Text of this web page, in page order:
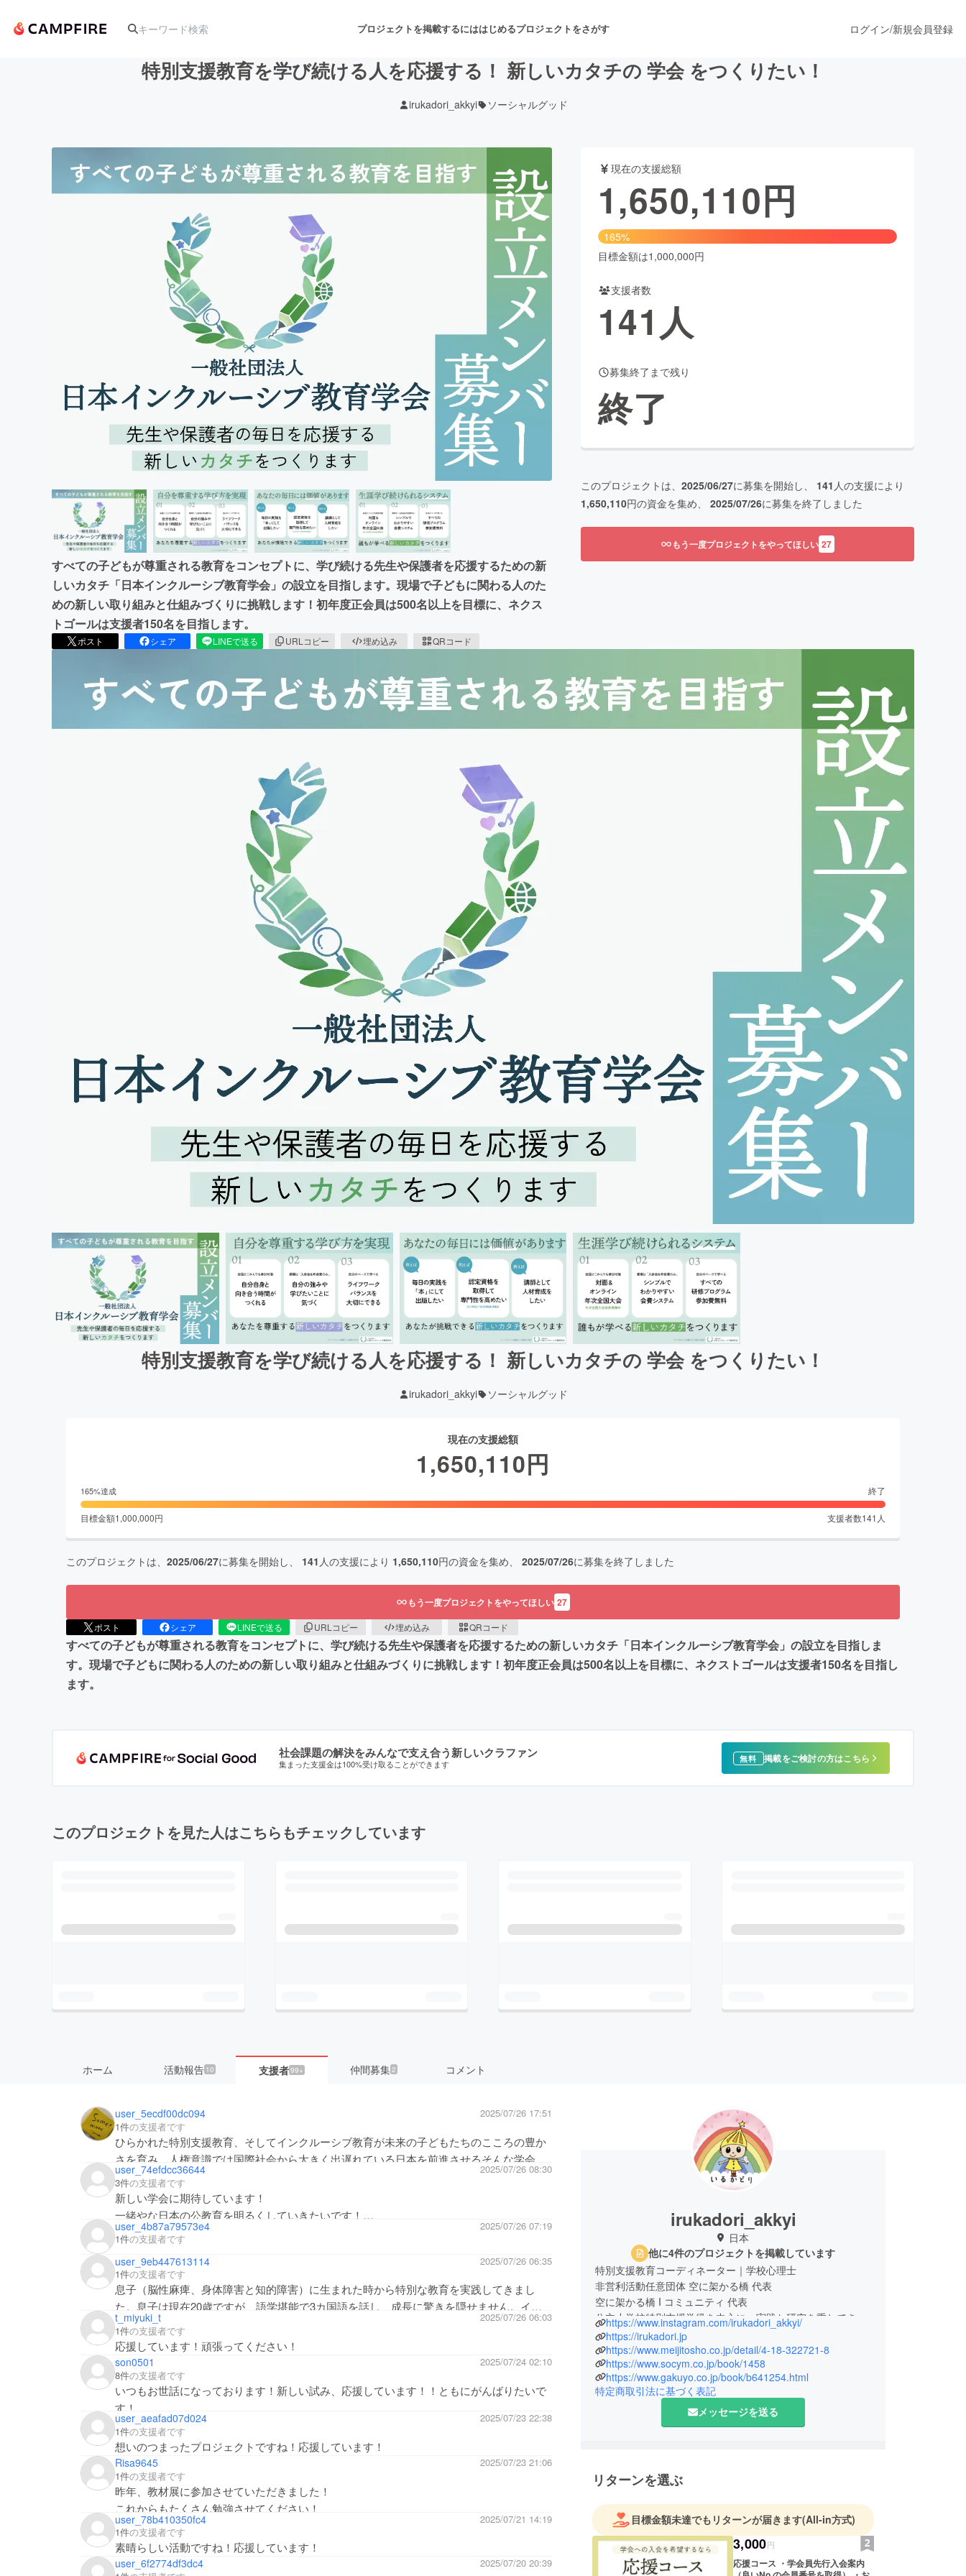
プロジェクトを掲載するにははじめるプロジェクトをさがす
アート・写真 音楽 舞台・パフォーマンス
テクノロジー・ガジェット フード・飲食店 ファッション
映像・映画 アニメ・漫画
ビジネス・起業 ビューティー・ヘルスケア
まちづくり・地域活性化
CAMPFIRE for Social Good
CAMPFIRE Creation
CAMPFIREふるさと納税machi-ya コミュニティ
ログイン/新規会員登録
特別支援教育を学び続ける人を応援する！ 新しいカタチの 学会 をつくりたい！
irukadori_akkyi ソーシャルグッド
すべての子どもが尊重される教育をコンセプトに、学び続ける先生や保護者を応援するための新
しいカタチ「日本インクルーシブ教育学会」の設立を目指します。現場で子どもに関わる人のた
めの新しい取り組みと仕組みづくりに挑戦します！初年度正会員は500名以上を目標に、ネクス
トゴールは支援者150名を目指します。
ポスト シェア LINEで送る URLコピー 埋め込み QRコード
現在の支援総額
1,650,110円
165%
目標金額は1,000,000円
支援者数
141人
募集終了まで残り
終了
このプロジェクトは、 2025/06/27に募集を開始し、 141 人の支援により
1,650,110円の資金を集め、 2025/07/26に募集を終了しました
もう一度プロジェクトをやってほしい 27
特別支援教育を学び続ける人を応援する！ 新しいカタチの 学会 をつくりたい！
irukadori_akkyi ソーシャルグッド
現在の支援総額
1,650,110円
165%達成 終了
目標金額1,000,000円 支援者数141 人
このプロジェクトは、 2025/06/27に募集を開始し、 141 人の支援により 1,650,110円の資金を集め、 2025/07/26に募集を終了しました
もう一度プロジェクトをやってほしい 27
ポスト シェア LINEで送る URLコピー 埋め込み QRコード
すべての子どもが尊重される教育をコンセプトに、学び続ける先生や保護者を応援するための新しいカタチ「日本インクルーシブ教育学会」の設立を目指しま
す。現場で子どもに関わる人のための新しい取り組みと仕組みづくりに挑戦します！初年度正会員は500名以上を目標に、ネクストゴールは支援者150名を目指し
ます。
社会課題の解決をみんなで支え合う新しいクラファン
集まった支援金は100%受け取ることができます 無料 掲載をご検討の方はこちら
このプロジェクトを見た人はこちらもチェックしています
ホーム 活動報告 10 支援者99+ 仲間募集2 コメント
user_5ecdf00dc094
2025/07/26 17:51
1件の支援者です
ひらかれた特別支援教育、そしてインクルーシブ教育が未来の子どもたちのこころの豊か
さを育み、人権意識では国際社会から大きく出遅れている日本を前進させるそんな学会の
設立に期待を込めて応援させていただきました！！
学会の枠をゆるくオープンにされたお考えも素敵だなぁ♪と共感しかありません。いるか
どりさんに出会えたことに感謝しています。ありがとうございます！！
user_74efdcc36644
2025/07/26 08:30
3件の支援者です
新しい学会に期待しています！
一緒やな日本の公教育を明るくしていきたいです！
よろしくお願いします^_^
user_4b87a79573e4
2025/07/26 07:19
1件の支援者です
user_9eb447613114
2025/07/26 06:35
1件の支援者です
息子（脳性麻痺、身体障害と知的障害）に生まれた時から特別な教育を実践してきまし
た。息子は現在20歳ですが、語学堪能で3カ国語を話し、成長に驚きを隠せません。イン
クルーシブ教育の必要性を実感しています。応援します！
t_miyuki_t
2025/07/26 06:03
1件の支援者です
応援しています！頑張ってください！
son0501
2025/07/24 02:10
8件の支援者です
いつもお世話になっております！新しい試み、応援しています！！ともにがんばりたいで
す！
user_aeafad07d024
2025/07/23 22:38
1件の支援者です
想いのつまったプロジェクトですね！応援しています！
Risa9645
2025/07/23 21:06
1件の支援者です
昨年、教材展に参加させていただきました！
これからもたくさん勉強させてください！
user_78b410350fc4
2025/07/21 14:19
1件の支援者です
素晴らしい活動ですね！応援しています！
user_6f2774df3dc4
2025/07/20 20:39
irukadori_akkyi
日本
他に4件のプロジェクトを掲載しています
特別支援教育コーディネーター｜学校心理士
非営利活動任意団体 空に架かる橋 代表
空に架かる橋 I コミュニティ 代表
公立小学校特別支援学級を中心に、実践と研究を重ねてき
た。
全国で開催する講演会や研修会では講師として自立活動や環
境調整について情報発信をしている。Instagramでは、特別
支援教育の実践や教材を紹介している。
(2024.5.2現在)
https://www.instagram.com/irukadori_akkyi/
https://irukadori.jp
https://www.meijitosho.co.jp/detail/4-18-322721-8
https://www.socym.co.jp/book/1458
https://www.gakuyo.co.jp/book/b641254.html
特定商取引法に基づく表記
メッセージを送る
リターンを選ぶ
目標金額未達でもリターンが届きます(All-in方式)
3,000円
応援コース ・学会員先行入会案内